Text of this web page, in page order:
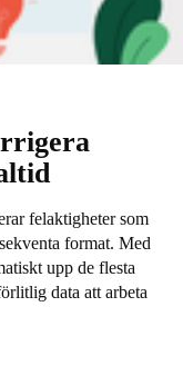
felaktigheter som
format. Med
upp de flesta
data att arbeta